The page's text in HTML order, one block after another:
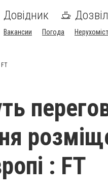
Довідник
Вакансии Погода
: FT